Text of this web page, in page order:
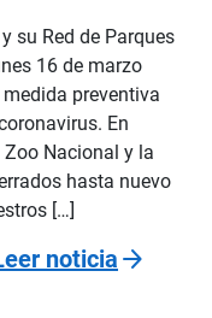
su Red de Parques
16 de marzo
preventiva
En
Nacional y la
hasta nuevo
[…]
noticia arrow_forward